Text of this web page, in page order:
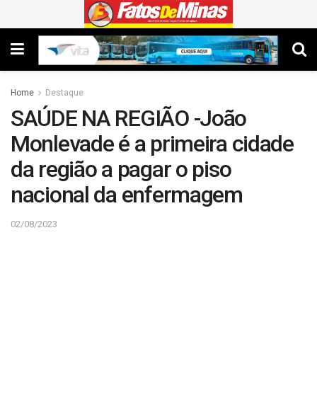
Home Destaque
SAÚDE NA REGIÃO -João
Monlevade é a primeira cidade
da região a pagar o piso
nacional da enfermagem
02/08/2023